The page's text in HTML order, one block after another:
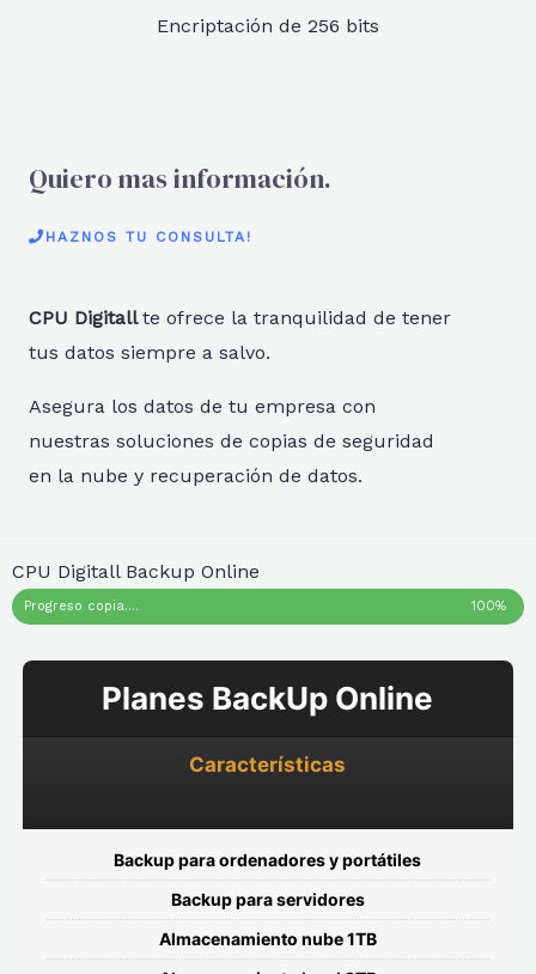
Encriptación de 256 bits
Quiero mas información.
HAZNOS TU CONSULTA!
CPU Digitallte ofrece la tranquilidad de tener
tus datos siempre a salvo.
Asegura los datos de tu empresa con
nuestras soluciones de copias de seguridad
en la nube y recuperación de datos.
CPU Digitall Backup Online
Progreso copia.... 100%
Planes BackUp Online
Características
Backup para ordenadores y portátiles
Backup para servidores
Almacenamiento nube 1TB